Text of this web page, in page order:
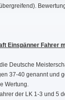
Einspänner Fahrer
Deutsche
37-40 genannt und
Wertung.
der LK 1-3 und 5